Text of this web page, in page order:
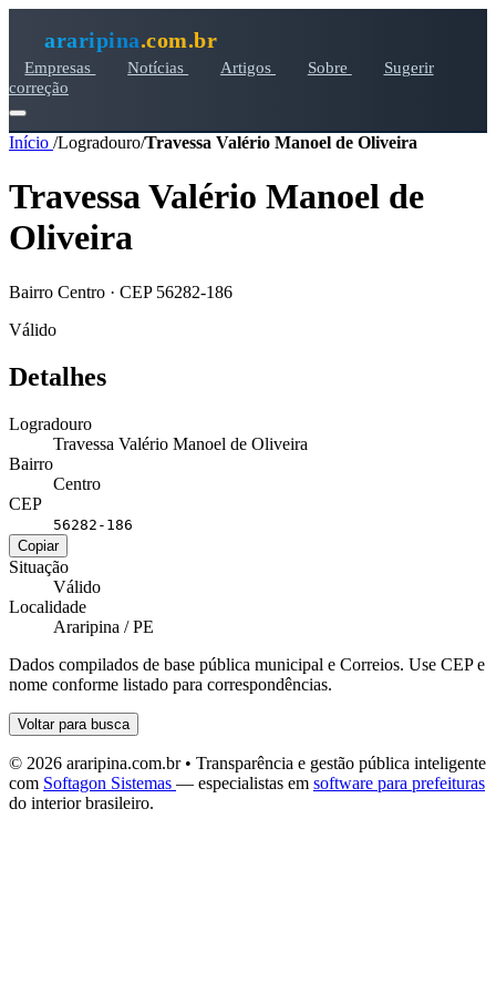
araripina.com.br
Empresas Notícias Artigos Sobre
Sugerir
correção
Início /Logradouro/Travessa Valério Manoel de Oliveira
Travessa Valério Manoel de
Oliveira
Bairro Centro · CEP 56282-186
Válido
Detalhes
Logradouro
Travessa Valério Manoel de Oliveira
Bairro
Centro
CEP
56282-186
Copiar
Situação
Válido
Localidade
Araripina / PE
Dados compilados de base pública municipal e Correios. Use CEP e
nome conforme listado para correspondências.
Voltar para busca
© 2026 araripina.com.br • Transparência e gestão pública inteligente
com Softagon Sistemas — especialistas em software para prefeituras
do interior brasileiro.